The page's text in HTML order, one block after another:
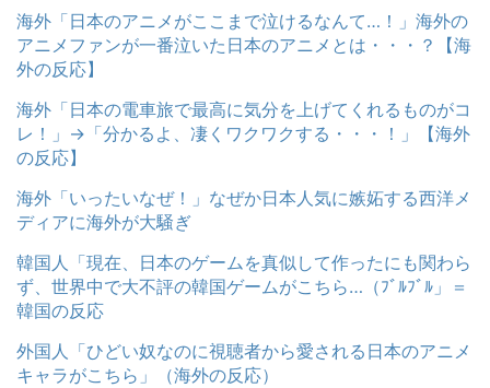
海外「日本のアニメがここまで泣けるなんて…！」海外の
アニメファンが一番泣いた日本のアニメとは・・・？【海
外の反応】
海外「日本の電車旅で最高に気分を上げてくれるものがコ
レ！」→「分かるよ、凄くワクワクする・・・！」【海外
の反応】
海外「いったいなぜ！」なぜか日本人気に嫉妬する西洋メ
ディアに海外が大騒ぎ
韓国人「現在、日本のゲームを真似して作ったにも関わら
ず、世界中で大不評の韓国ゲームがこちら…（ﾌﾞﾙﾌﾞﾙ」＝
韓国の反応
外国人「ひどい奴なのに視聴者から愛される日本のアニメ
キャラがこちら」（海外の反応）